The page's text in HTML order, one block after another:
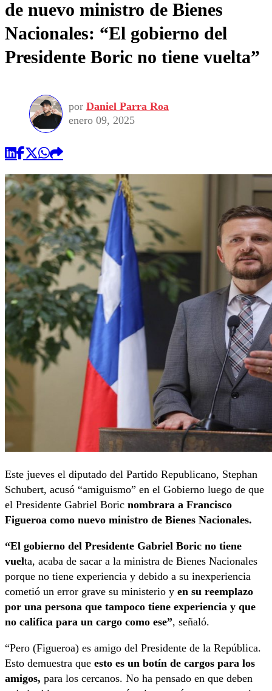
de nuevo ministro de Bienes
Nacionales: “El gobierno del
Presidente Boric no tiene vuelta”
por Daniel Parra Roa
enero 09, 2025
Este jueves el diputado del Partido Republicano, Stephan
Schubert, acusó “amiguismo” en el Gobierno luego de que
el Presidente Gabriel Boric nombrara a Francisco
Figueroa como nuevo ministro de Bienes Nacionales.
“El gobierno del Presidente Gabriel Boric no tiene
vuelta, acaba de sacar a la ministra de Bienes Nacionales
porque no tiene experiencia y debido a su inexperiencia
cometió un error grave su ministerio y en su reemplazo
por una persona que tampoco tiene experiencia y que
no califica para un cargo como ese”, señaló.
“Pero (Figueroa) es amigo del Presidente de la República.
Esto demuestra que esto es un botín de cargos para los
amigos, para los cercanos. No ha pensado en que deben